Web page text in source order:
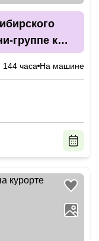
группе к
144 часа На машине